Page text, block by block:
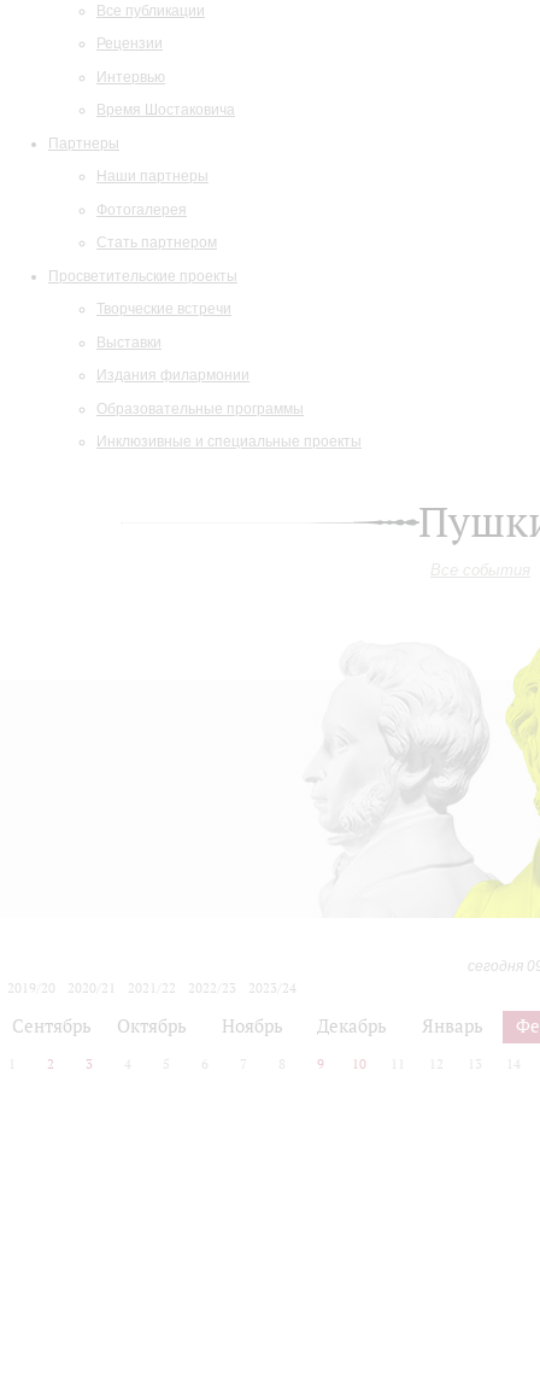
Все публикации
Рецензии
Интервью
Время Шостаковича
Партнеры
Наши партнеры
Фотогалерея
Стать партнером
Просветительские проекты
Творческие встречи
Выставки
Издания филармонии
Образовательные программы
Инклюзивные и специальные проекты
Все события
сегодня
2019/20
2020/21 2021/22 2022/23
2023/24
Сентябрь Октябрь Ноябрь Декабрь Январь
2 3 4 5 6 7 8 9 10 12 13 14